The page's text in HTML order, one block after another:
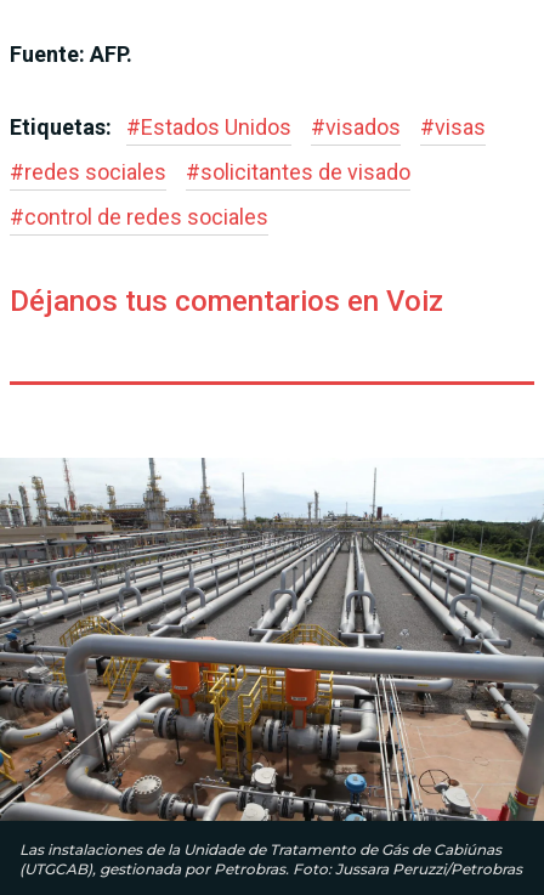
Fuente: AFP.
Etiquetas: #Estados Unidos #visados #visas
#redes sociales #solicitantes de visado
#control de redes sociales
Déjanos tus comentarios en Voiz
Las instalaciones de la Unidade de Tratamento de Gás de Cabiúnas
(UTGCAB), gestionada por Petrobras. Foto: Jussara Peruzzi/Petrobras